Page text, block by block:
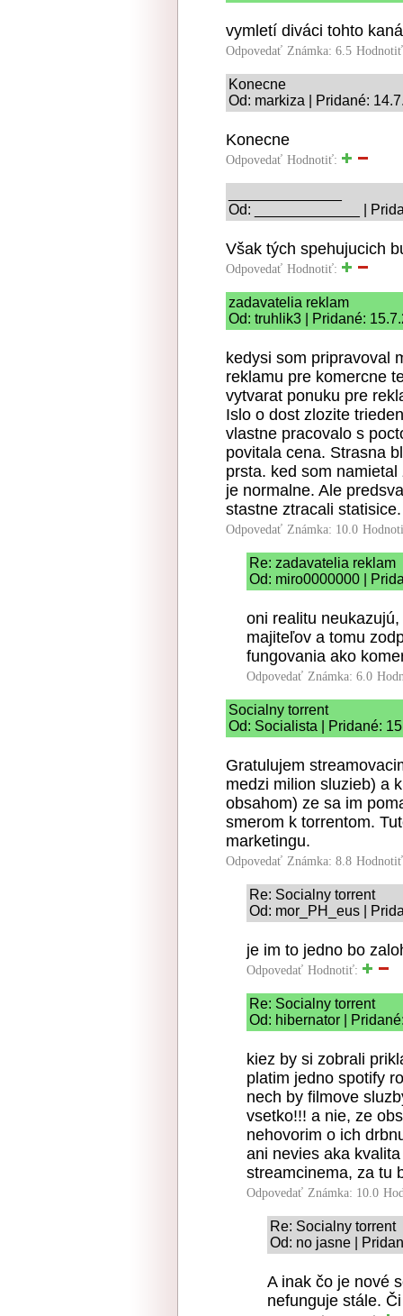
vymletí diváci tohto
Odpovedať Známka: 6.5
Konecne
Od: markiza | Pridané:
Konecne
Odpovedať Hodnotiť:
Od: _____________ |
Však tých spehujucich
Odpovedať Hodnotiť:
zadavatelia reklam
Od: truhlik3 | Pridané:
kedysi som pripravoval
reklamu pre komercne
vytvarat ponuku pre
Islo o dost zlozite
vlastne pracovalo s
povitala cena. Strasna
prsta. ked som
je normalne. Ale
stastne ztracali statisice.
Odpovedať Známka: 10.0
Re: zadavatelia reklam
Od: miro0000000 |
oni realitu
majiteľov a tomu
fungovania ako
Odpovedať Známka: 6.0
Socialny torrent
Od: Socialista | Pridané:
Gratulujem
medzi milion sluzieb) a
obsahom) ze sa im
smerom k torrentom.
marketingu.
Odpovedať Známka: 8.8
Re: Socialny torrent
Od: mor_PH_eus |
je im to jedno bo
Odpovedať Hodnotiť:
Re: Socialny torrent
Od: hibernator |
kiez by si zobrali
platim jedno spotify
nech by filmove
vsetko!!! a nie, ze
nehovorim o ich
ani nevies aka
streamcinema, za tu
Odpovedať Známka: 10.0
Re: Socialny torrent
Od: no jasne |
A inak čo je nové
nefunguje stále.